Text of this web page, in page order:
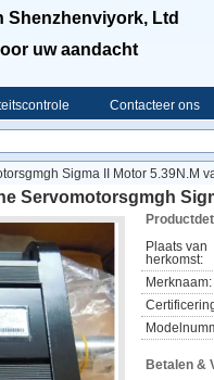
Shenzhenviyork, Ltd
uw aandacht
Contacteer ons
Sigma II Motor 5.39N.M
Servomotorsgmgh
Plaats van
herkomst:
Merknaam:
Betalen &